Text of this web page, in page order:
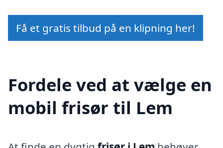
Få et gratis tilbud på en klipning her!
Fordele ved at vælge en
mobil frisør til Lem